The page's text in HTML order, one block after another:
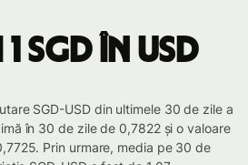
SGD în USD
SGD-USD din ultimele 30 de zile a
în 30 de zile de 0,7822 și o valoare
Prin urmare, media pe 30 de